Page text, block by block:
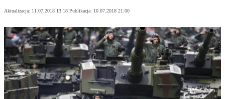
Aktualizacja: 11.07.2018 13:18 Publikacja: 10.07.2018 21:00